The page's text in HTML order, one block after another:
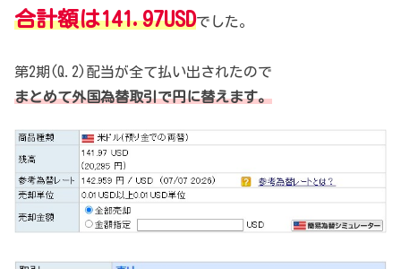
合計額は141.97USDでした。
第2期(Q.2)配当が全て払い出されたので
まとめて外国為替取引で円に替えます。